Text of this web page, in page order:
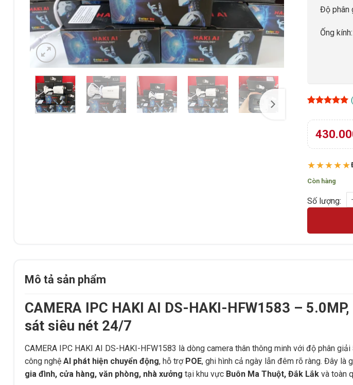
Độ phân
Ống
dựa trên
đánh giá
★★★★★
Còn hàng
CAMERA
Mô tả sản phẩm
CAMERA IPC HAKI AI DS-HAKI-HFW1583 –
sát siêu nét 24/7
CAMERA IPC HAKI AI DS-HAKI-HFW1583 là dòng camera thân thông minh với độ phân giải
công nghệ AI phát hiện chuyển động, hỗ trợ POE, ghi hình cả ngày lẫn đêm rõ ràng. Đây là
gia đình, cửa hàng, văn phòng, nhà xưởng tại khu vực Buôn Ma Thuột, Đắk Lắk và toàn